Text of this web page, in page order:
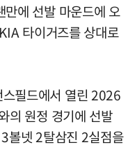
에 선발 마운드에 오
타이거즈를 상대로
필드에서 열린 2026
의 원정 경기에 선발
볼넷 2탈삼진 2실점을